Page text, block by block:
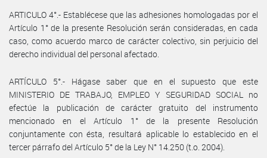
ARTICULO 4°.- Establécese que las adhesiones homologadas por el
Artículo 1° de la presente Resolución serán consideradas, en cada
caso, como acuerdo marco de carácter colectivo, sin perjuicio del
derecho individual del personal afectado.
ARTÍCULO 5°.- Hágase saber que en el supuesto que este
MINISTERIO DE TRABAJO, EMPLEO Y SEGURIDAD SOCIAL no
efectúe la publicación de carácter gratuito del instrumento
mencionado en el Artículo 1° de la presente Resolución
conjuntamente con ésta, resultará aplicable lo establecido en el
tercer párrafo del Artículo 5° de la Ley N° 14.250 (t.o. 2004).